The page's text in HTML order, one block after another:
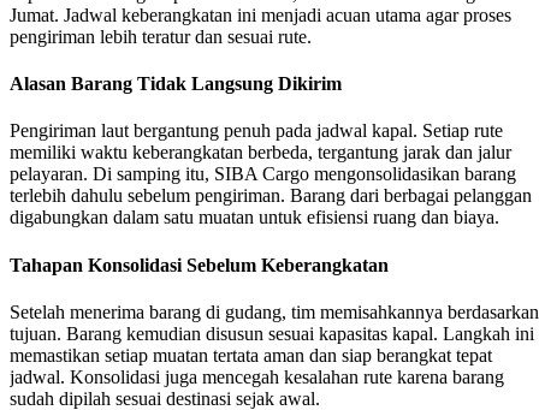
Jumat. Jadwal keberangkatan ini menjadi acuan utama agar proses
pengiriman lebih teratur dan sesuai rute.
Alasan Barang Tidak Langsung Dikirim
Pengiriman laut bergantung penuh pada jadwal kapal. Setiap rute
memiliki waktu keberangkatan berbeda, tergantung jarak dan jalur
pelayaran. Di samping itu, SIBA Cargo mengonsolidasikan barang
terlebih dahulu sebelum pengiriman. Barang dari berbagai pelanggan
digabungkan dalam satu muatan untuk efisiensi ruang dan biaya.
Tahapan Konsolidasi Sebelum Keberangkatan
Setelah menerima barang di gudang, tim memisahkannya berdasarkan
tujuan. Barang kemudian disusun sesuai kapasitas kapal. Langkah ini
memastikan setiap muatan tertata aman dan siap berangkat tepat
jadwal. Konsolidasi juga mencegah kesalahan rute karena barang
sudah dipilah sesuai destinasi sejak awal.